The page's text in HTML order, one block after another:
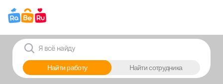
Найти работу Найти сотрудника
Выберите город
Москва